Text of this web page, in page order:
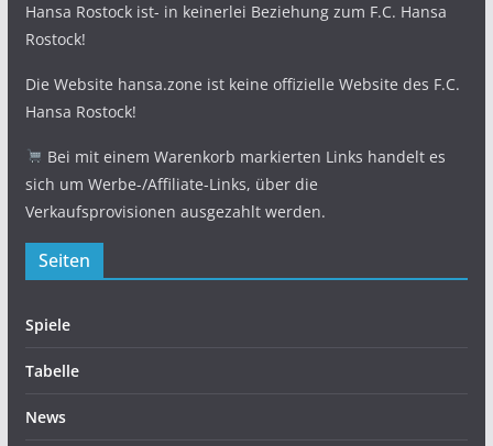
Hansa Rostock ist- in keinerlei Beziehung zum F.C. Hansa
Rostock!
Die Website hansa.zone ist keine offizielle Website des F.C.
Hansa Rostock!
Bei mit einem Warenkorb markierten Links handelt es
sich um Werbe-/Affiliate-Links, über die
Verkaufsprovisionen ausgezahlt werden.
Seiten
Spiele
Tabelle
News